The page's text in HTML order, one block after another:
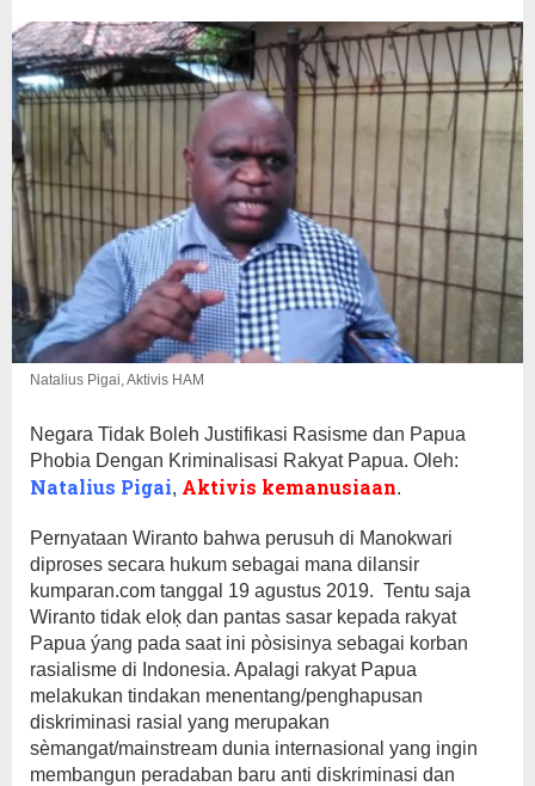
Natalius Pigai, Aktivis HAM
Negara Tidak Boleh Justifikasi Rasisme dan Papua
Phobia Dengan Kriminalisasi Rakyat Papua. Oleh:
Natalius Pigai, Aktivis kemanusiaan.
Pernyataan Wiranto bahwa perusuh di Manokwari
diproses secara hukum sebagai mana dilansir
kumparan.com tanggal 19 agustus 2019. Tentu saja
Wiranto tidak eloķ dan pantas sasar kepada rakyat
Papua ýang pada saat ini pòsisinya sebagai korban
rasialisme di Indonesia. Apalagi rakyat Papua
melakukan tindakan menentang/penghapusan
diskriminasi rasial yang merupakan
sèmangat/mainstream dunia internasional yang ingin
membangun peradaban baru anti diskriminasi dan